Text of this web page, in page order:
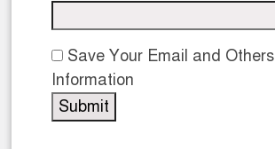
Save Your Email and Others
Information